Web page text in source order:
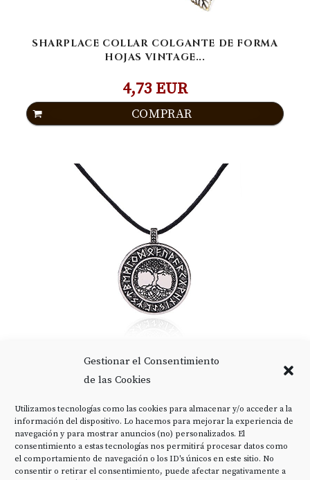
Gestionar el Consentimiento
de las Cookies
Utilizamos tecnologías como las cookies para almacenar y/o acceder a la
información del dispositivo. Lo hacemos para mejorar la experiencia de
navegación y para mostrar anuncios (no) personalizados. El
consentimiento a estas tecnologías nos permitirá procesar datos como
el comportamiento de navegación o los ID's únicos en este sitio. No
consentir o retirar el consentimiento, puede afectar negativamente a
SHARPLACE COLLAR COLGANTE DE FORMA
HOJAS VINTAGE...
4,73 EUR
COMPRAR
NÓRDICO CON...
COMPRAR